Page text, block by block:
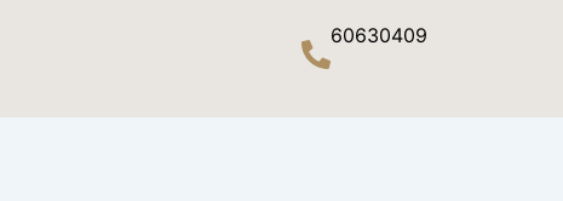
60630409